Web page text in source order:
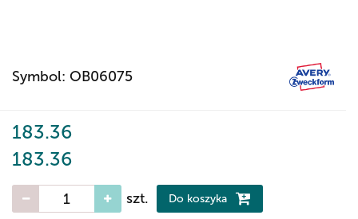
Symbol: OB06075
183.36
183.36
szt. Do koszyka